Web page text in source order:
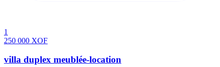
1
250 000 XOF
villa duplex meublée-location